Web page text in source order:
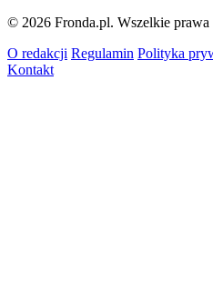
© 2026 Fronda.pl. Wszelkie prawa
O redakcji Regulamin Polityka
Kontakt